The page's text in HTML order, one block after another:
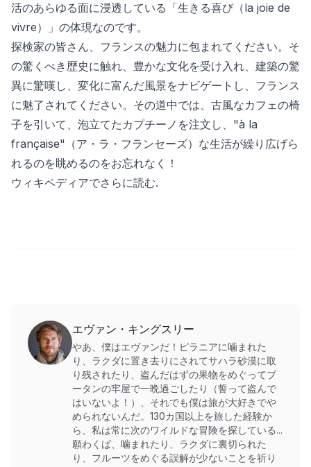
活のあらゆる面に浸透している「生きる喜び（la joie de
vivre）」の体現なのです。
探検家の皆さん、フランスの魅力に包まれてください。そ
の驚くべき歴史に触れ、豊かな文化を受け入れ、建築の驚
異に驚嘆し、変化に富んだ風景をナビゲートし、フランス
に魅了されてください。その道中では、古風なカフェの椅
子を引いて、泡立てたカプチーノを注文し、"à la
française"（ア・ラ・フランセーズ）な生活が繰り広げら
れるのを眺めるのをお忘れなく！
ウィキペディアでさらに読む.
エヴァン・キングスリー
やあ、僕はエヴァンだ！ピラニアに噛まれた
り、ラクダに置き去りにされてサハラ砂漠に取
り残されたり、盗んだはずの果物をめぐってブ
ータンの牢屋で一晩過ごしたり（誓って盗んで
はいないよ！）、それでも僕は旅が大好きでや
められないんだ。130カ国以上を旅した経験か
ら、私は常に次のワイルドな冒険を探している...
願わくば、噛まれたり、ラクダに裏切られた
り、フルーツをめぐる誤解が少ないことを祈り